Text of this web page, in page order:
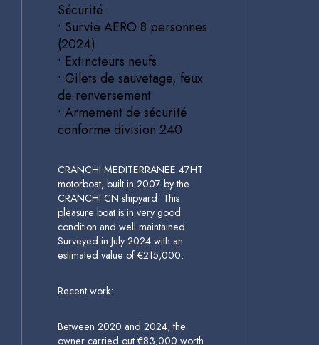
Sécurité :
• Survie AERO 8 personnes
(2024)
• Extincteurs neufs
• Gilets de sauvetage, feux
de renversement
• Armement de sécurité
conforme division 240
CRANCHI MEDITERRANEE 47HT
motorboat, built in 2007 by the
CRANCHI CN shipyard. This
pleasure boat is in very good
condition and well maintained.
Surveyed in July 2024 with an
estimated value of €215,000.
Recent work:
Between 2020 and 2024, the
owner carried out €83,000 worth